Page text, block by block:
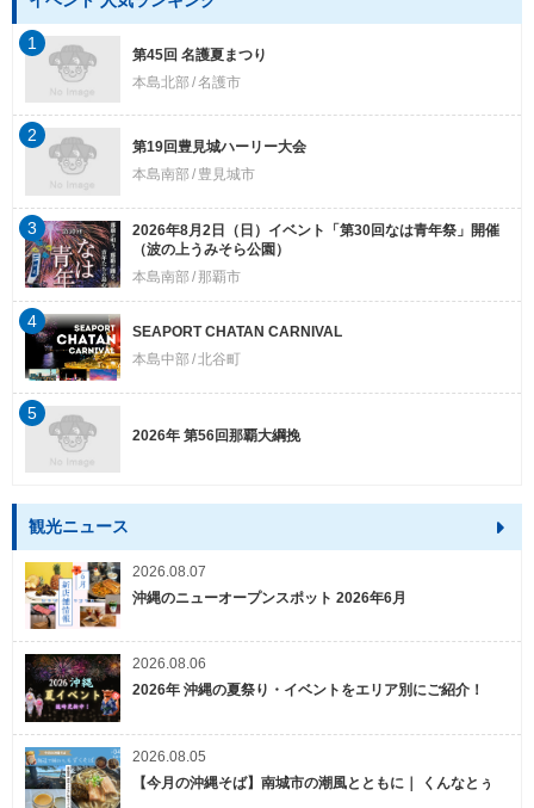
第45回 名護夏まつり
本島北部 名護市
1
第19回豊見城ハーリー大会
本島南部
豊見城市
2
2026年8月2日（日）イベント「第30回なは青年祭」開催
（波の上うみそら公園）
本島南部
那覇市
3
SEAPORT CHATAN CARNIVAL
本島中部 北谷町
4
2026年 第56回那覇大綱挽
5
観光ニュース
2026.08.07
沖縄のニューオープンスポット 2026年6月
2026.08.06
2026年 沖縄の夏祭り・イベントをエリア別にご紹介！
2026.08.05
【今月の沖縄そば】南城市の潮風とともに｜ くんなとぅ